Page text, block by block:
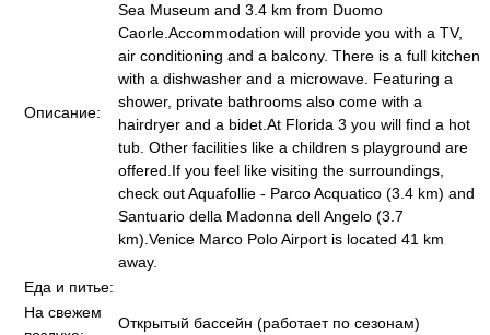
Описание:
Sea Museum and 3.4 km from Duomo
Caorle.Accommodation will provide you with a TV,
air conditioning and a balcony. There is a full kitchen
with a dishwasher and a microwave. Featuring a
shower, private bathrooms also come with a
hairdryer and a bidet.At Florida 3 you will find a hot
tub. Other facilities like a children s playground are
offered.If you feel like visiting the surroundings,
check out Aquafollie - Parco Acquatico (3.4 km) and
Santuario della Madonna dell Angelo (3.7
km).Venice Marco Polo Airport is located 41 km
away.
Еда и питье:
На свежем
Открытый бассейн (работает по сезонам)